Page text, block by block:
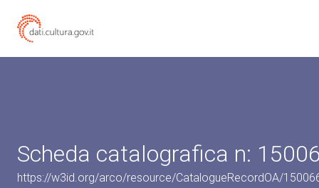
Scheda catalografica n:
https://w3id.org/arco/resource/CatalogueRecordOA/